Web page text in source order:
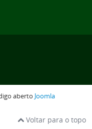
aberto Joomla
Voltar para o topo